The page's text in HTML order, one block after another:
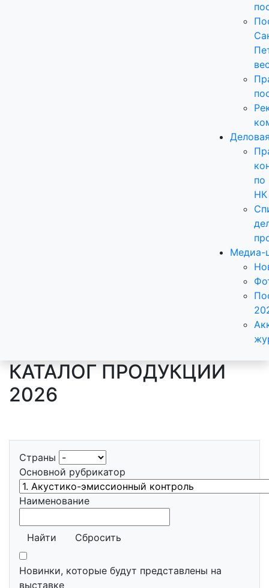
по
НК
Медиа-
КАТАЛОГ ПРОДУКЦИИ
2026
Страны
Основной рубрикатор
Наименование
Найти Сбросить
Новинки, которые будут представлены на
выставке